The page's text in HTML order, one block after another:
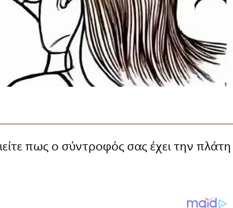
πως ο σύντροφός σας έχει την πλάτη